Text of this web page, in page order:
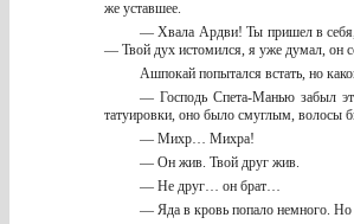
же уставшее.
— Хвала Ардви! Ты пришел в себя,
— Твой дух истомился, я уже думал, он
Ашпокай попытался встать, но
— Господь Спета-Манью забыл
татуировки, оно было смуглым, волосы
— Михр… Михра!
— Он жив. Твой друг жив.
— Не друг… он брат…
— Яда в кровь попало немного. Но